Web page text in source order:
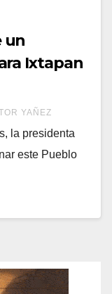
un
Ixtapan
YAÑEZ
la presidenta
este Pueblo